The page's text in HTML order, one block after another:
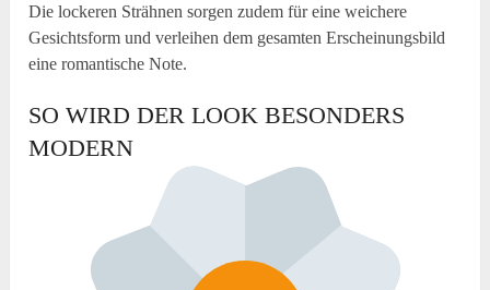
Die lockeren Strähnen sorgen zudem für eine weichere
Gesichtsform und verleihen dem gesamten Erscheinungsbild
eine romantische Note.
SO WIRD DER LOOK BESONDERS
MODERN